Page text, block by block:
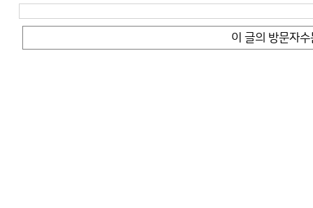
이 글의 방문자